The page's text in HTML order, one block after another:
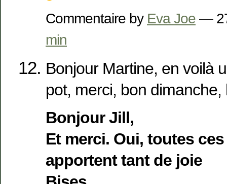
Commentaire by Eva Joe —
min
Bonjour Martine, en voilà
pot, merci, bon dimanche,
Bonjour Jill,
Et merci. Oui, toutes
apportent tant de joie